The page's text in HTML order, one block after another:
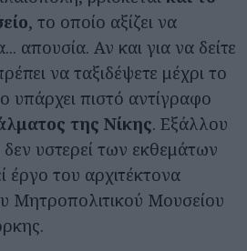
, το οποίο αξίζει να
απουσία. Αν και για να δείτε
να ταξιδέψετε μέχρι το
υπάρχει πιστό αντίγραφο
της Νίκης. Εξάλλου
δεν υστερεί των εκθεμάτων
έργο του αρχιτέκτονα
Μητροπολιτικού Μουσείου